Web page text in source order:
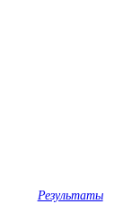
Результаты